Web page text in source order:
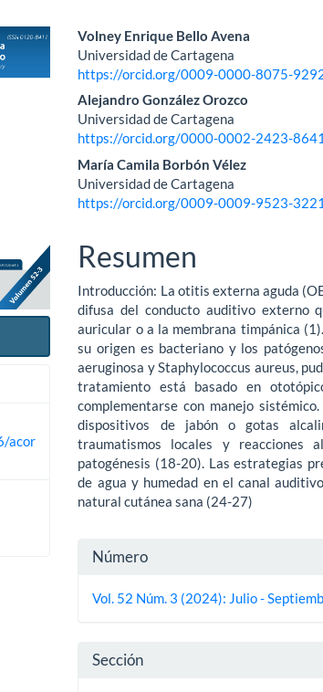
acor
Contenido
principal
del
artículo
Volney Enrique Bello Avena
Universidad de Cartagena
https://orcid.org/0009-0000-8075-
Alejandro González Orozco
Universidad de Cartagena
https://orcid.org/0000-0002-2423-8641
María Camila Borbón Vélez
Universidad de Cartagena
https://orcid.org/0009-0009-9523-3221
Resumen
Introducción: La otitis externa aguda
difusa del conducto auditivo externo
auricular o a la membrana timpánica
su origen es bacteriano y los
aeruginosa y Staphylococcus aureus,
tratamiento está basado en
complementarse con manejo
dispositivos de jabón o gotas
traumatismos locales y reacciones
patogénesis (18-20). Las estrategias
de agua y humedad en el canal
natural cutánea sana (24-27)
Detalles
del
Número
Vol. 52 Núm. 3 (2024): Julio -
Sección